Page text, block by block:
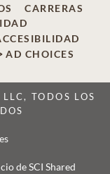
CARRERAS
AD CHOICES
TODOS LOS
de SCI Shared